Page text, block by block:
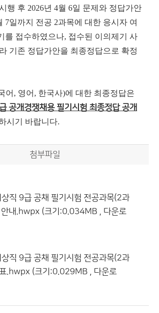
행 후 2026년 4월 6일 문제와 정답가안
7일까지 전공 2과목에 대한 응시자 여
를 접수하였으나, 접수된 이의제기 사
기존 정답가안을 최종정답으로 확정
어, 영어, 한국사)에 대한 최종정답은
공개경쟁채용 필기시험 최종정답 공개
시기 바랍니다.
첨부파일
직 9급 공채 필기시험 전공과목(2과
안내.hwpx (크기:0.034MB , 다운로
직 9급 공채 필기시험 전공과목(2과
.hwpx (크기:0.029MB , 다운로